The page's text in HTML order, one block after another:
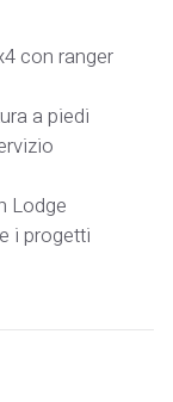
con ranger
a piedi
Lodge
i progetti